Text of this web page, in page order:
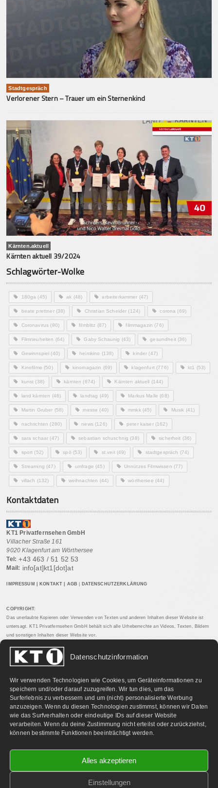
Datenschutzinformation
Wir verwenden Technologien wie Cookies, um Geräteinformationen zu
speichern und/oder darauf zuzugreifen. Wir tun dies, um das
Surferlebnis zu verbessern und um (nicht) personalisierte Werbung
anzuzeigen. Wenn du diesen Technologien zustimmst, können wir Daten
wie das Surfverhalten oder eindeutige IDs auf dieser Website
verarbeiten. Wenn du deine Zustimmung nicht erteilst oder zurückziehst,
können bestimmte Funktionen beeinträchtigt werden.
Alles akzeptieren
Einstellungen
Stadtgespräch
Verlorener Stern – Trauer um ein Sternenkind
Kärnten.aktuell
Kärnten aktuell 39/2024
Schlagwörter-Wolke
180ga (45) ak (48) arbeiterkammer (47)
beate prettner(38) Christian Scheider (124) corona (69)
Coronavirus (90) filmblitz (87) filmmagazin (76)
Filmneuheiten (64) Gaby Schaunig (43) gesundheit(36)
Gewinnspiel (40) heimkino (138) kinder (47)
Kinofilme (50) kinomagazin (69) klagenfurt(776) kt1 (53)
kunst (38) kärnten (674) Kärnten aktuell (144)
land kärnten (46) landtag (49) Markus Malle (68)
Martin Gruber (58) messe (40) mmkk(45) Musik (41)
nachrichten (280) news(126) peter kaiser(162)
sara schaar (47) sebastian schuschnig (38) sicherheit (36)
sport (52) spö (53) st.veit(49) stadtgespräch (74)
Streaming (47) umfrage (45) Unnützes Filmwissen (77)
villach (132) weihnachten (44) wörthersee (44)
Kontaktdaten
KT1 Privatfernsehen GmbH
Villacher Straße 161
9020 Klagenfurt am Wörthersee
Tel: +43 463 / 51 52 53
Mail: info[at]kt1[dot]at
IMPRESSUM KONTAKT AGB DATENSCHUTZERKLÄRUNG
COPYRIGHT:
Das unerlaubte Kopieren oder Verwenden von Texten und anderen Inhalten dieser Website ist
untersagt. KT1 Privatfernsehen GmbH behält sich alle Urheberrechte an Videos, Texten, Bildern
und sonstigen Inhalten dieser Website vor.
PARTNERLINKS: